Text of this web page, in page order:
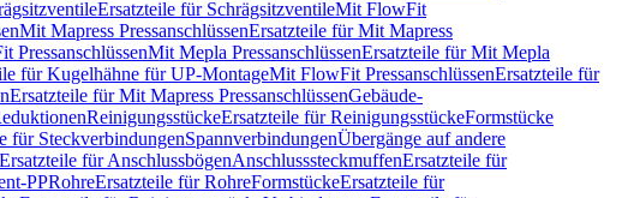
Ersatzteile für SchrägsitzventileMit FlowFit
Mit Mapress PressanschlüssenErsatzteile für Mit Mapress
PressanschlüssenMit Mepla PressanschlüssenErsatzteile für Mit Mepla
für Kugelhähne für UP-MontageMit FlowFit PressanschlüssenErsatzteile für
Ersatzteile für Mit Mapress PressanschlüssenGebäude-
ReinigungsstückeErsatzteile für ReinigungsstückeFormstücke
für SteckverbindungenSpannverbindungenÜbergänge auf andere
Ersatzteile für AnschlussbögenAnschlusssteckmuffenErsatzteile für
PPRohreErsatzteile für RohreFormstückeErsatzteile für